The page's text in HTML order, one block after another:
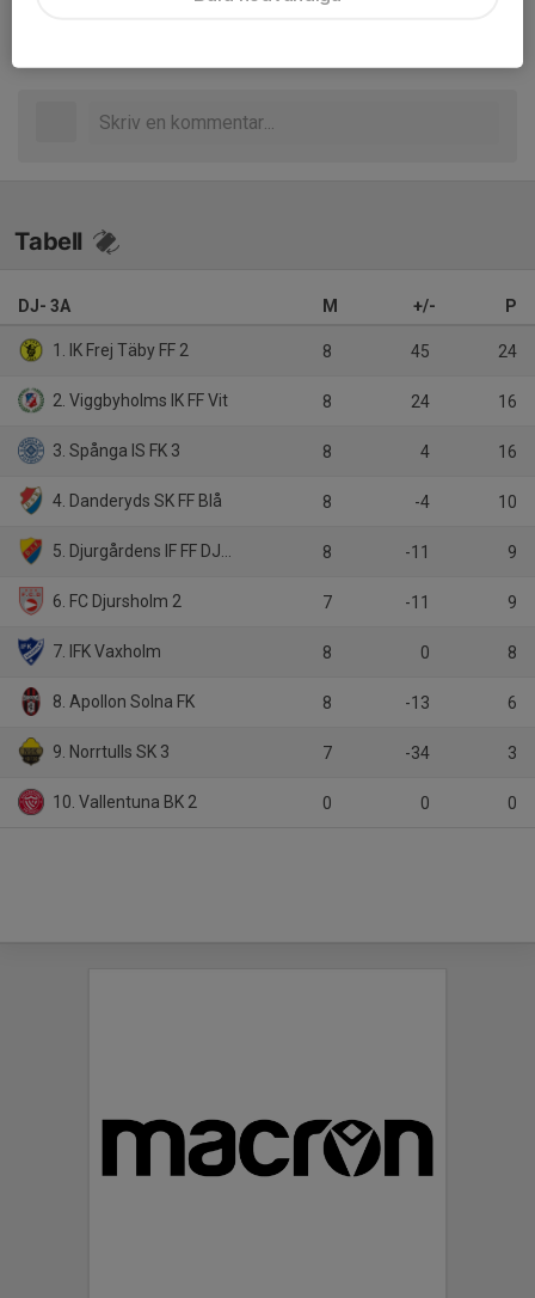
Tabell
DJ- 3A M +/- P
1. IK Frej Täby FF 2 8 45 24
2. Viggbyholms IK FF Vit 8 24 16
3. Spånga IS FK 3 8 4 16
4. Danderyds SK FF Blå 8 -4 10
5. Djurgårdens IF FF DJ-2 8 -11 9
6. FC Djursholm 2 7 -11 9
7. IFK Vaxholm 8 0 8
8. Apollon Solna FK 8 -13 6
9. Norrtulls SK 3 7 -34 3
10. Vallentuna BK 2 0 0 0